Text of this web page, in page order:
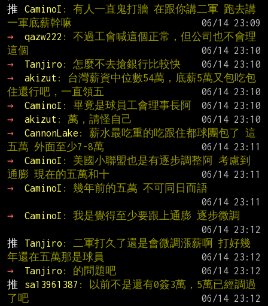
推
CaminoI : 有人一直鬼打牆 在跟你講二軍 跑去講
一軍底薪幹嘛
→
qazw222 : 不過工會喊這個正常，但公司也不會理
這個
→
Tanjiro : 怎麼不去搶銀行比較快
→
akizut : 台灣薪資中位數54萬，底薪5萬又包吃包
住還行吧，一直領五
→
CaminoI : 畢竟是球員工會理事長阿
→
akizut : 萬，請怪自己
→
CannonLake : 薪水最吃重的吃跟住都球團包了 這
五萬 外面至少7-8萬
→
CaminoI : 美國小聯盟也是有逐步調整阿 考慮到
通膨 現在的五萬和十
→
CaminoI : 幾年前的五萬 不可同日而語
→
CaminoI : 我是覺得至少要跟上通膨 逐步微調
推
Tanjiro : 二軍打久了還是會微調漲薪啊 打好幾
年還在五萬那是球員
→
Tanjiro : 的問題吧
推
sa13961387 : 以前不是還有0簽3萬，5萬已經調過
了吧